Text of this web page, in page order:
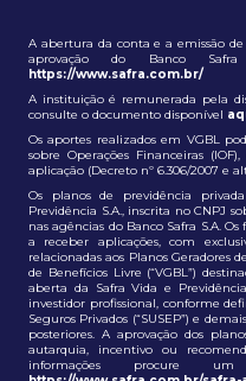
A abertura da conta e a emissão
aprovação do Banco
https://www.safra.com.br/
A instituição é remunerada pela
consulte o documento disponível
Os aportes realizados em VGBL
sobre Operações Financeiras
aplicação (Decreto nº 6.306/2007 e
Os planos de previdência
Previdência S.A., inscrita no CNPJ
nas agências do Banco Safra S.A.
a receber aplicações, com
relacionadas aos Planos Geradores
de Benefícios Livre (“VGBL”)
aberta da Safra Vida e
investidor profissional, conforme
Seguros Privados (“SUSEP”) e
posteriores. A aprovação dos
autarquia, incentivo ou
informações procure